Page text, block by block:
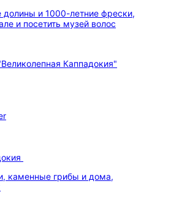
долины и 1000-летние фрески,
и посетить музей волос
каменные грибы и дома,